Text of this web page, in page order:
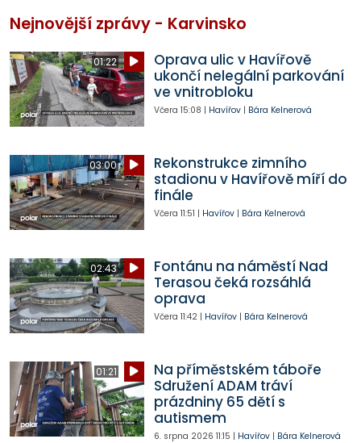
Nejnovější zprávy - Karvinsko
01:22
Oprava ulic v Havířově
ukončí nelegální parkování
ve vnitrobloku
Včera 15:08 | Havířov| Bára Kelnerová
03:00
Rekonstrukce zimního
stadionu v Havířově míří do
finále
Včera 11:51 | Havířov| Bára Kelnerová
02:43
Fontánu na náměstí Nad
Terasou čeká rozsáhlá
oprava
Včera 11:42| Havířov| Bára Kelnerová
01:21
Na příměstském táboře
Sdružení ADAM tráví
prázdniny 65 dětí s
autismem
6. srpna 2026 11:15 | Havířov| Bára Kelnerová